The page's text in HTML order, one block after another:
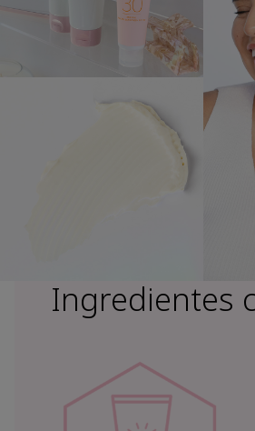
Ingredientes